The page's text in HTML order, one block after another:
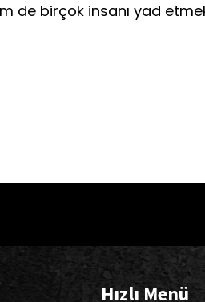
de birçok insanı yad
Hızlı Menü